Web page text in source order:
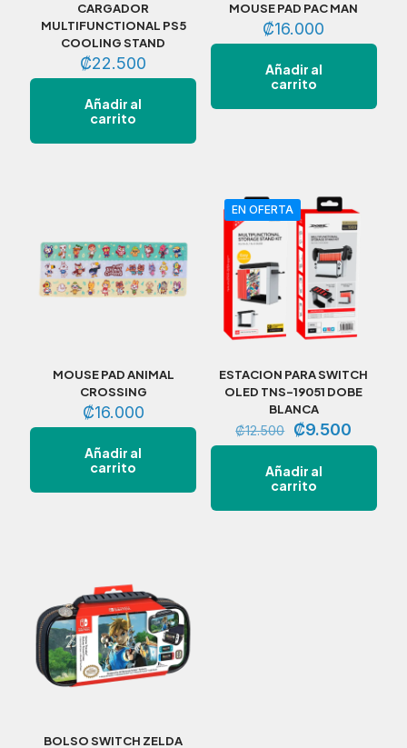
CARGADOR
MULTIFUNCTIONAL PS5
COOLING STAND
₡22.500
Añadir al
carrito
MOUSE PAD PAC MAN
₡16.000
Añadir al
carrito
MOUSE PAD ANIMAL
CROSSING
₡16.000
Añadir al
carrito
EN OFERTA
ESTACION PARA SWITCH
OLED TNS-19051 DOBE
BLANCA
₡12.500
El
precio
original
era:
₡12.500.
₡9.500
precio
Añadir al
carrito
BOLSO SWITCH ZELDA